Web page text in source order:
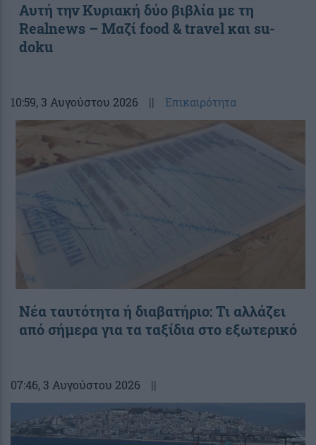
Αυτή την Κυριακή δύο βιβλία με τη
Realnews – Μαζί food & travel και su-
doku
10:59, 3 Αυγούστου 2026 || Επικαιρότητα
Νέα ταυτότητα ή διαβατήριο: Τι αλλάζει
από σήμερα για τα ταξίδια στο εξωτερικό
07:46, 3 Αυγούστου 2026 ||